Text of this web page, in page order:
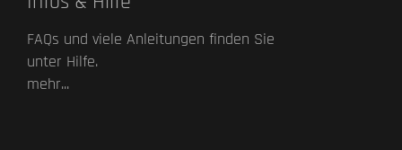
FAQs und viele Anleitungen finden Sie
unter Hilfe.
mehr...